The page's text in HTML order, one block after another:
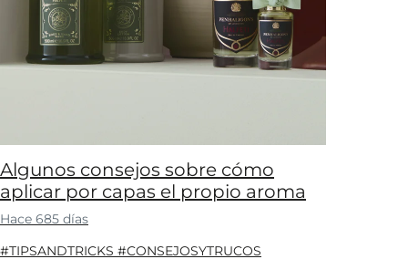
Algunos consejos sobre cómo
aplicar por capas el propio aroma
Hace 685 días
#TIPSANDTRICKS #CONSEJOSYTRUCOS